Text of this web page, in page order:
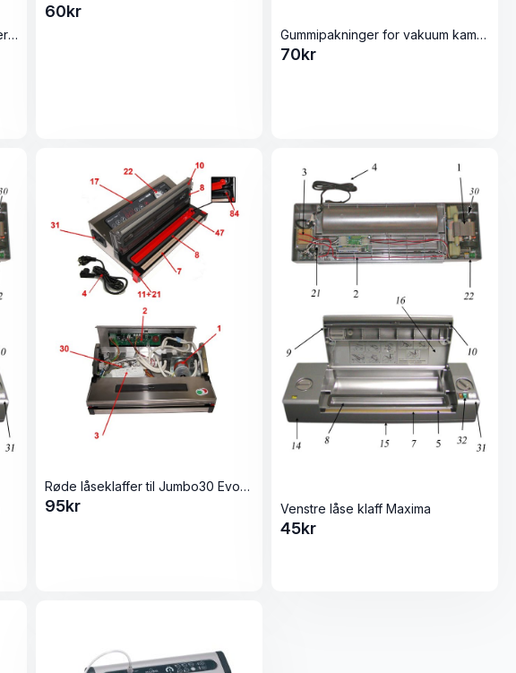
Gummipakninger vakuum kammer Jumbo30 Evo Plus og Premium
60kr
Gummipakninger for vakuum kammer Genius
70kr
Røde låseklaffer til Jumbo30 Evo Plus og Premium
95kr Venstre låse klaff Maxima
45kr